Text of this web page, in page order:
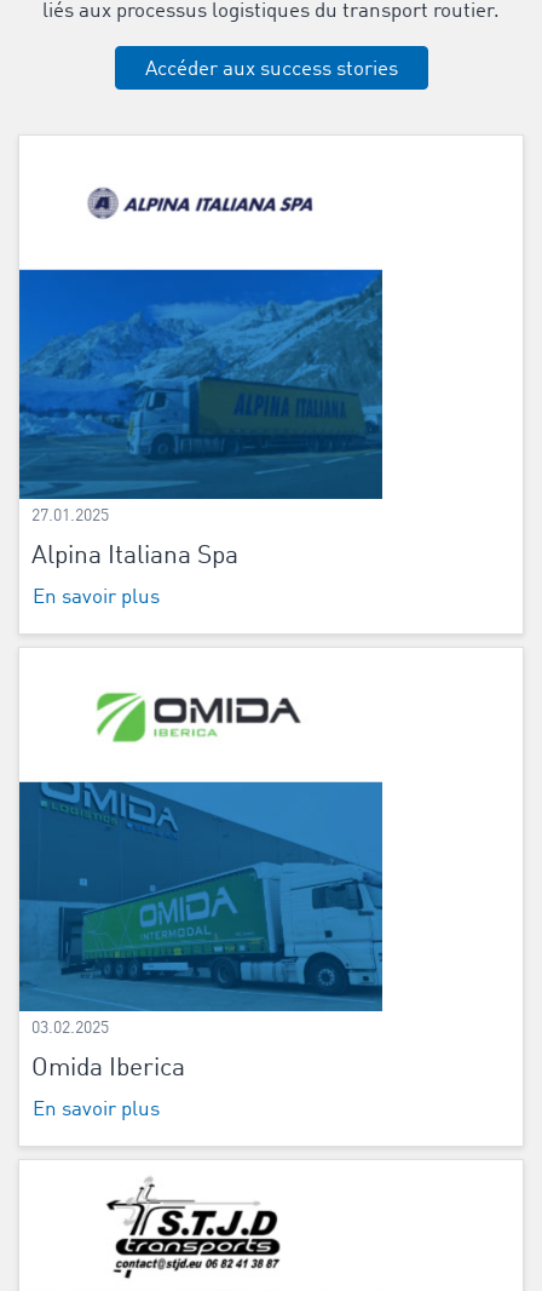
liés aux processus logistiques du transport routier.
Accéder aux success stories
27.01.2025
Alpina Italiana Spa
En savoir plus
03.02.2025
Omida Iberica
En savoir plus